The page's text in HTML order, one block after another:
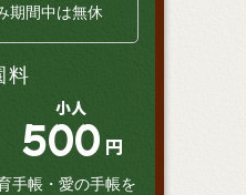
期間中は無休
料
小人
500 円
手帳・愛の手帳を